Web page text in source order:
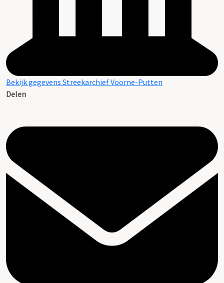
Bekijk gegevens Streekarchief Voorne-Putten
Delen